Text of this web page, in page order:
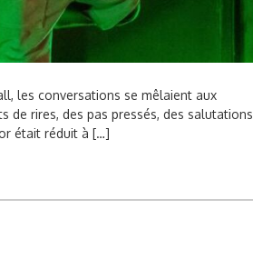
les conversations se mêlaient aux
de rires, des pas pressés, des salutations
était réduit à […]